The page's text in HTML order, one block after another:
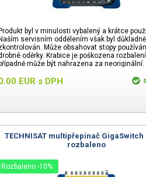
Produkt byl v minulosti vybalený a krátce
Naším servisním oddělením však byl důkladně
Může obsahovat stopy
oděrky. Krabice je poškozena
může být nahrazena za neoriginální.
EUR s DPH
TECHNISAT multipřepínač GigaSwitch
rozbaleno
Rozbaleno -10%